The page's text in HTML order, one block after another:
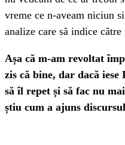
vreme ce n-aveam niciun
analize care să indice
Așa că m-am revoltat
zis că bine, dar dacă
să îl repet și să fac nu
știu cum a ajuns